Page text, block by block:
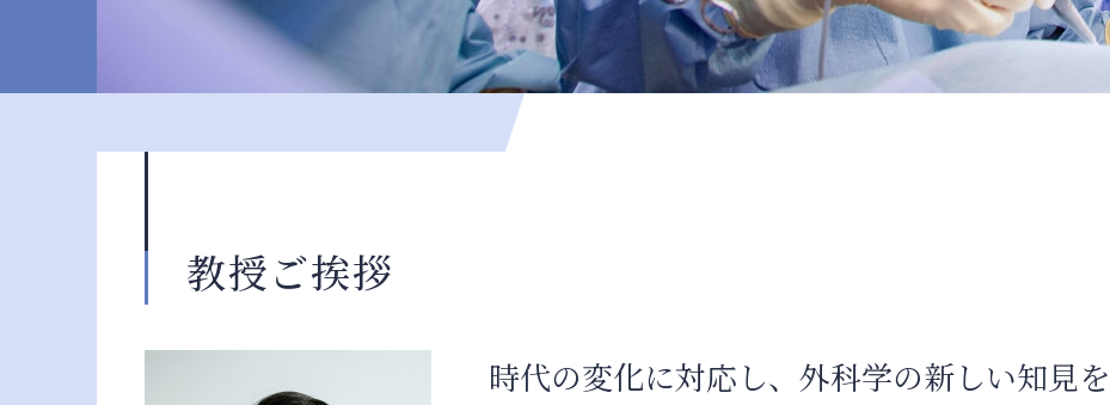
教授ご挨拶
時代の変化に対応し、外科学の新しい知見を